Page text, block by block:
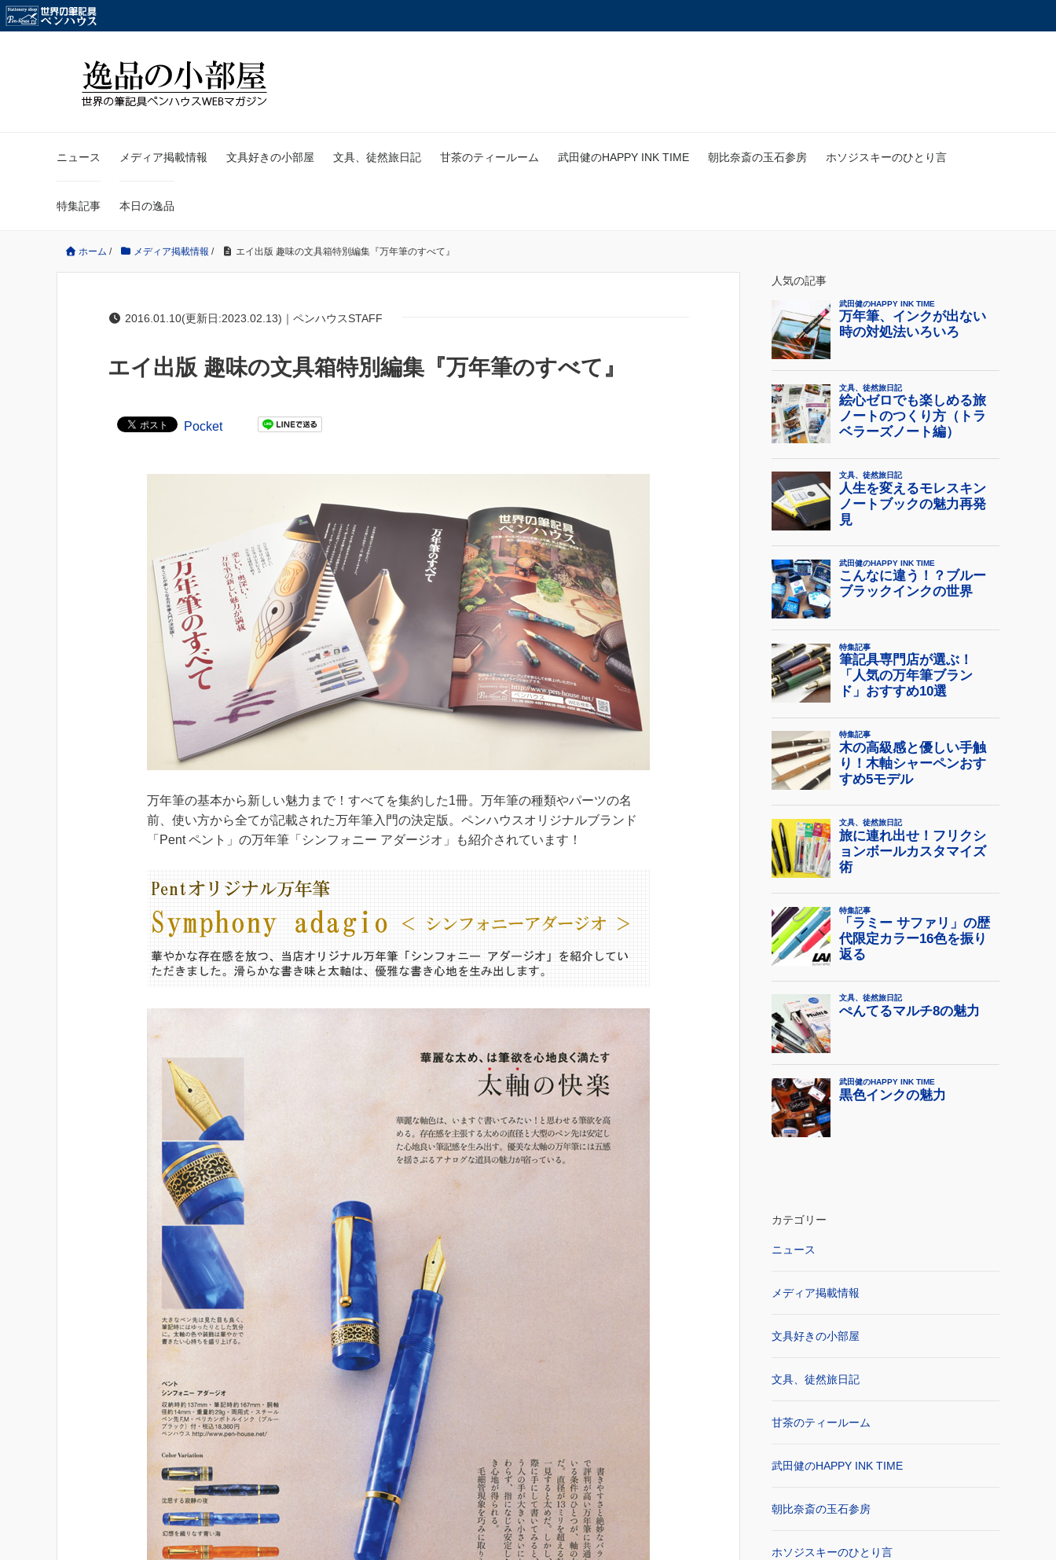
ニュース メディア掲載情報 文具好きの小部屋 文具、徒然旅日記 甘茶のティールーム 武田健のHAPPY INK TIME 朝比奈斎の玉石参房 ホソジスキーのひとり言
特集記事 本日の逸品
ホーム / メディア掲載情報 / エイ出版 趣味の文具箱特別編集『万年筆のすべて』
2016.01.10(更新日:2023.02.13)｜ペンハウスSTAFF
エイ出版 趣味の文具箱特別編集『万年筆のすべて』
Pocket
万年筆の基本から新しい魅力まで！すべてを集約した1冊。万年筆の種類やパーツの名
前、使い方から全てが記載された万年筆入門の決定版。ペンハウスオリジナルブランド
「Pent ペント」の万年筆「シンフォニー アダージオ」も紹介されています！
人気の記事
カテゴリー
ニュース
メディア掲載情報
文具好きの小部屋
文具、徒然旅日記
甘茶のティールーム
武田健のHAPPY INK TIME
朝比奈斎の玉石参房
ホソジスキーのひとり言